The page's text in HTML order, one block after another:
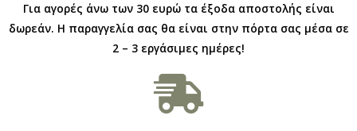
Για αγορές άνω των 30 ευρώ τα έξοδα αποστολής είναι
δωρεάν. Η παραγγελία σας θα είναι στην πόρτα σας μέσα σε
2 – 3 εργάσιμες ημέρες!